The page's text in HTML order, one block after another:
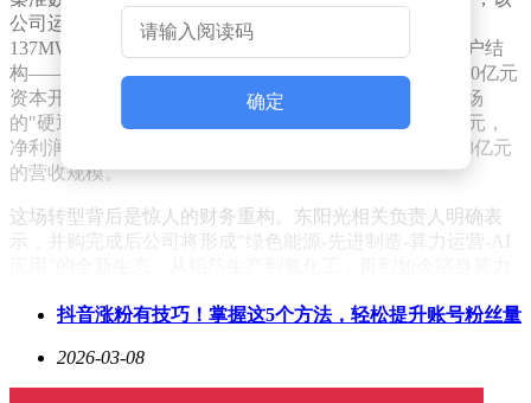
公司运营中的数据中心总IT容量达782MW，在建项目
137MW，稳居中国IDC服务商第二位。更关键的是其客户结
构——字节跳动贡献超80%营收，在后者2026年预计1600亿元
资本开支背景下，这种深度绑定使秦淮数据成为算力市场
的"硬通货"。财务数据显示，该公司2025年营收63.82亿元，
净利润16.55亿元，远超东阳光同期化工新材料板块19.68亿元
的营收规模。
这场转型背后是惊人的财务重构。东阳光相关负责人明确表
示，并购完成后公司将形成"绿色能源-先进制造-算力运营-AI
值得关注的是，云锋新创的参与时机颇具深意——在2026年1
战"式操作显示各方早有周密布局。
确定
抖音涨粉有技巧！掌握这5个方法，轻松提升账号粉丝量
2026-03-08